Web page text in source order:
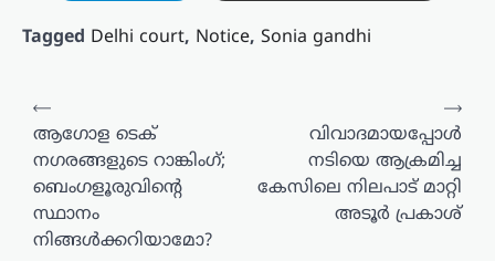
Tagged Delhi court, Notice, Sonia gandhi
പോസ്റ്റുകളിലൂടെ
⟵
ആഗോള ടെക്
നഗരങ്ങളുടെ റാങ്കിംഗ്;
ബെംഗളൂരുവിന്റെ
സ്ഥാനം
നിങ്ങൾക്കറിയാമോ?
വിവാദമായപ്പോൾ
നടിയെ ആക്രമിച്ച
കേസിലെ നിലപാട് മാറ്റി
അടൂർ പ്രകാശ്
⟶